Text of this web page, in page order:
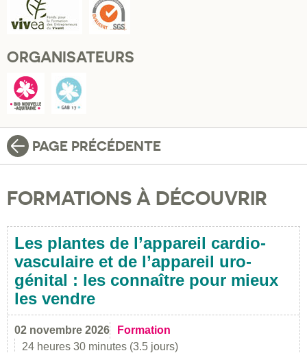
ORGANISATEURS
PAGE PRÉCÉDENTE
FORMATIONS À DÉCOUVRIR
Les plantes de l’appareil cardio-
vasculaire et de l’appareil uro-
génital : les connaître pour mieux
les vendre
02 novembre 2026
Formation
24 heures 30 minutes (3.5 jours)